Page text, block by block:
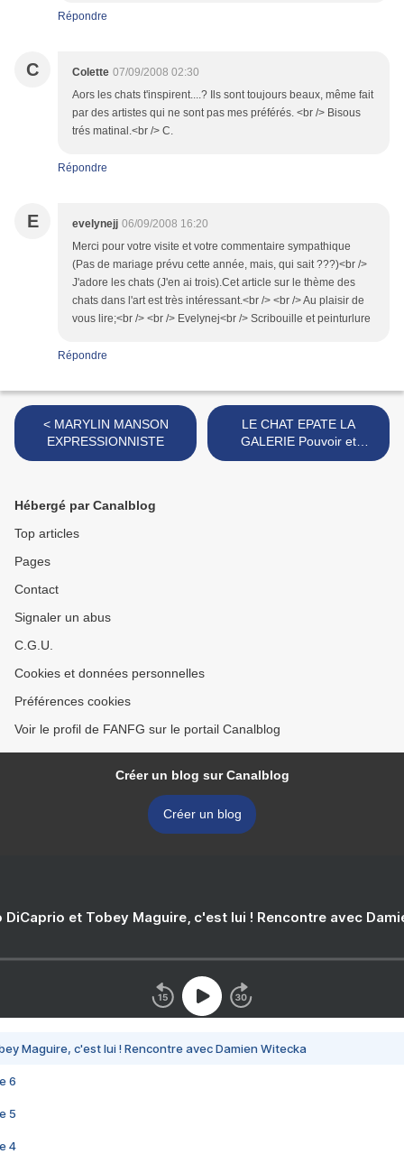
Répondre
C Colette 07/09/2008 02:30
Aors les chats t'inspirent....? Ils sont toujours beaux, même fait
par des artistes qui ne sont pas mes préférés. <br /> Bisous
trés matinal.<br /> C.
Répondre
E evelynejj 06/09/2008 16:20
Merci pour votre visite et votre commentaire sympathique
(Pas de mariage prévu cette année, mais, qui sait ???)<br />
J'adore les chats (J'en ai trois).Cet article sur le thème des
chats dans l'art est très intéressant.<br /> <br /> Au plaisir de
vous lire;<br /> <br /> Evelynej<br /> Scribouille et peinturlure
Répondre
< MARYLIN MANSON
EXPRESSIONNISTE
LE CHAT EPATE LA
GALERIE Pouvoir et
indépendance, >
Hébergé par Canalblog
Top articles
Pages
Contact
Signaler un abus
C.G.U.
Cookies et données personnelles
Préférences cookies
Voir le profil de FANFG sur le portail Canalblog
Créer un blog sur Canalblog
Créer un blog
DiCaprio et Tobey Maguire, c'est lui ! Rencontre avec
Maguire, c'est lui ! Rencontre avec Damien Witecka
6
5
4